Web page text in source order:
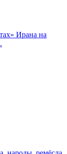
Ирана на